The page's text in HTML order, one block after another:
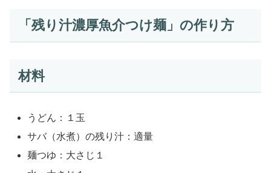
「残り汁濃厚魚介つけ麺」の作り方
材料
うどん：１玉
サバ（水煮）の残り汁：適量
麺つゆ：大さじ１